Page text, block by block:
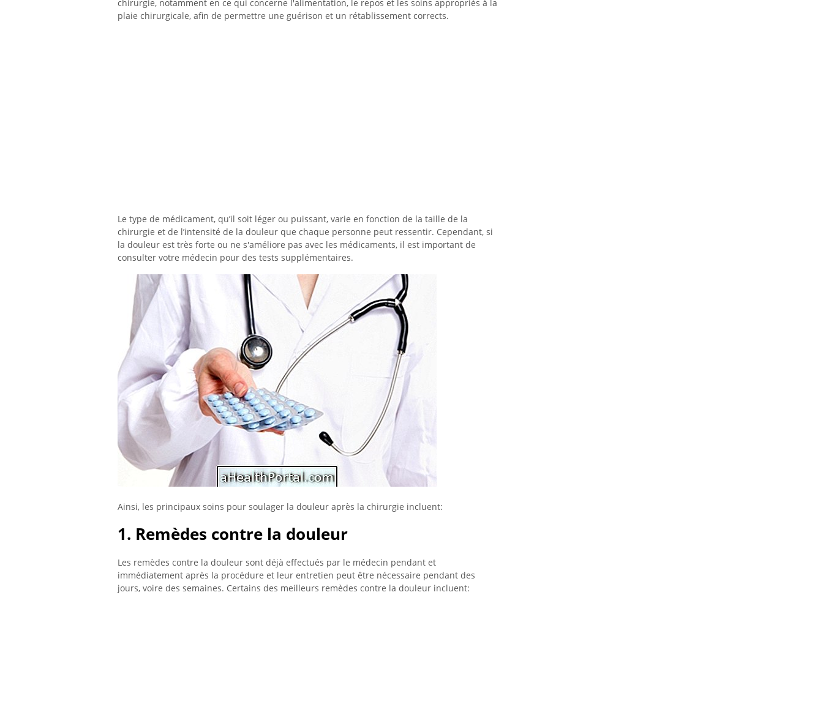
chirurgie, notamment en ce qui concerne l'alimentation, le repos et les soins appropriés à la
plaie chirurgicale, afin de permettre une guérison et un rétablissement corrects.
Le type de médicament, qu’il soit léger ou puissant, varie en fonction de la taille de la
chirurgie et de l’intensité de la douleur que chaque personne peut ressentir. Cependant, si
la douleur est très forte ou ne s'améliore pas avec les médicaments, il est important de
consulter votre médecin pour des tests supplémentaires.
Ainsi, les principaux soins pour soulager la douleur après la chirurgie incluent:
1. Remèdes contre la douleur
Les remèdes contre la douleur sont déjà effectués par le médecin pendant et
immédiatement après la procédure et leur entretien peut être nécessaire pendant des
jours, voire des semaines. Certains des meilleurs remèdes contre la douleur incluent: